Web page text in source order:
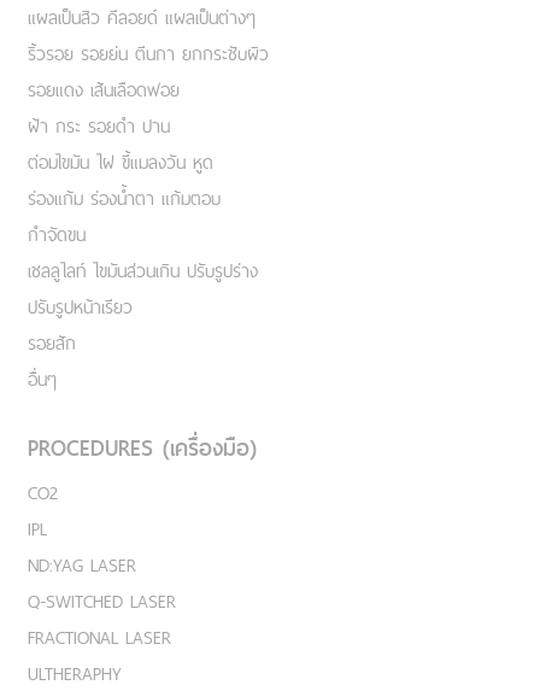
แผลเป็นสิว คีลอยด์ แผลเป็นต่างๆ
ริ้วรอย รอยย่น ตีนกา ยกกระชับผิว
รอยแดง เส้นเลือดฟอย
ฝ้า กระ รอยดำ ปาน
ต่อมไขมัน ไฝ ขี้แมลงวัน หูด
ร่องแก้ม ร่องน้ำตา แก้มตอบ
กำจัดขน
เชลลูไลท์ ไขมันส่วนเกิน ปรับรูปร่าง
ปรับรูปหน้าเรียว
รอยสัก
อื่นๆ
PROCEDURES (เครื่องมือ)
CO2
IPL
ND:YAG LASER
Q-SWITCHED LASER
FRACTIONAL LASER
ULTHERAPHY